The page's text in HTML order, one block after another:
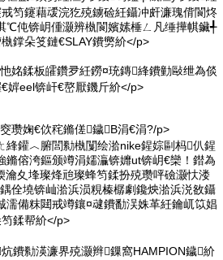
笉鑳藉叆浣犵殑鐪硷紝鑷冲皯濂瑰偝閬炵
℃伅锛岄偅灏辨槸閬嬪嫊棰ㄥ凡缍撶帺鑶╃
鐣朵笅鏈€SLAY鐨勶紒</p>
姳鍒板皬鑽夛紝鐒¤珫鏄綘鐨勭敺绁為倓
婩eel锛屽€嶅厭鐖斤紒</p>
瓒婅€佽秺鏅傞鐬В涓€涓?/p>
綘鑵︿腑閭勬槸闅绘湁nike鍟婃剾杩仈鍟
鏅傛洿鏂颁竴涓嬬灜锛孊ut锛岄€欒！鐟為
瀹夊埄璨烽兘璨蜂笉鍒扮殑瓒呯礆灏忕溇
佺墝锛屾湁浜涢粯榛樼劇鑱炴湁浜涚敋鑷
濡備粖閮戒竴鑲¤叇鐨勫洖姝革紝鑰屼笖娼
鍒帮紒</p>
鐨勬渶濂界殑灏辫鏁窩HAMPION鐬紒